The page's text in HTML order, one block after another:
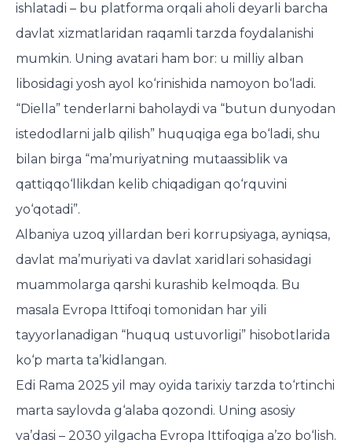
ishlatadi – bu platforma orqali aholi deyarli barcha
davlat xizmatlaridan raqamli tarzda foydalanishi
mumkin. Uning avatari ham bor: u milliy alban
libosidagi yosh ayol ko‘rinishida namoyon bo‘ladi.
“Diella” tenderlarni baholaydi va “butun dunyodan
istedodlarni jalb qilish” huquqiga ega bo‘ladi, shu
bilan birga “ma’muriyatning mutaassiblik va
qattiqqo‘llikdan kelib chiqadigan qo‘rquvini
yo‘qotadi”.
Albaniya uzoq yillardan beri korrupsiyaga, ayniqsa,
davlat ma’muriyati va davlat xaridlari sohasidagi
muammolarga qarshi kurashib kelmoqda. Bu
masala Evropa Ittifoqi tomonidan har yili
tayyorlanadigan “huquq ustuvorligi” hisobotlarida
ko‘p marta ta’kidlangan.
Edi Rama 2025 yil may oyida tarixiy tarzda to‘rtinchi
marta saylovda g‘alaba qozondi. Uning asosiy
va’dasi – 2030 yilgacha Evropa Ittifoqiga a’zo bo‘lish.